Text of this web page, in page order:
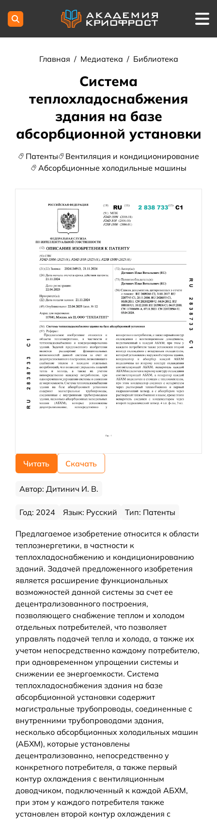
Главная / Медиатека / Библиотека
Система
теплохладоснабжения
здания на базе
абсорбционной установки
Патенты
Вентиляция и кондиционирование
Абсорбционные холодильные машины
Читать Скачать
Автор: Дитинич И. В.
Год: 2024 Язык: Русский Тип: Патенты
Предлагаемое изобретение относится к области
теплоэнергетики, в частности к
теплохладоснабжению и кондиционированию
зданий. Задачей предложенного изобретения
является расширение функциональных
возможностей данной системы за счет ее
децентрализованного построения,
позволяющего снабжение теплом и холодом
отдельных потребителей, что позволяет
управлять подачей тепла и холода, а также их
учетом непосредственно каждому потребителю,
при одновременном упрощении системы и
снижении ее энергоемкости. Система
теплохладоснабжения здания на базе
абсорбционной установки содержит
магистральные трубопроводы, соединенные с
внутренними трубопроводами здания,
несколько абсорбционных холодильных машин
(АБХМ), которые установлены
децентрализованно, непосредственно у
конкретного потребителя, а также первый
контур охлаждения с вентиляционным
доводчиком, подключенный к каждой АБХМ,
при этом у каждого потребителя также
установлен второй контур охлаждения с